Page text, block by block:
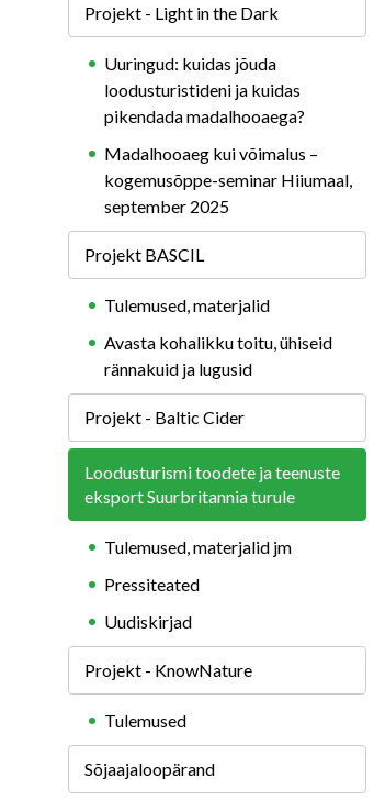
Projekt - Light in the Dark
Uuringud: kuidas jõuda
loodusturistideni ja kuidas
pikendada madalhooaega?
Madalhooaeg kui võimalus –
kogemusõppe-seminar Hiiumaal,
september 2025
Projekt BASCIL
Tulemused, materjalid
Avasta kohalikku toitu, ühiseid
rännakuid ja lugusid
Projekt - Baltic Cider
Loodusturismi toodete ja teenuste
eksport Suurbritannia turule
Tulemused, materjalid jm
Pressiteated
Uudiskirjad
Projekt - KnowNature
Tulemused
Sõjaajaloopärand